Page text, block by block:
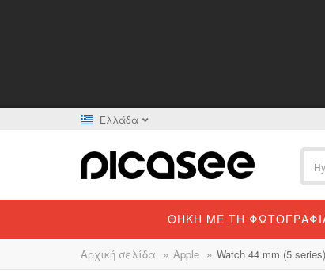
Ελλάδα
ΘΉΚΗ ΜΕ ΤΗ
Αρχική σελίδα » Apple » Watch 44 mm (5.series)